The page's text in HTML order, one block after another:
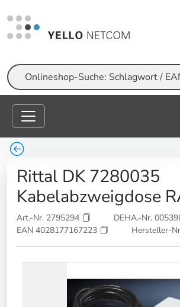
Suche
Rittal DK 7280035
Kabelabzweigdose
Art.-Nr. 2795294
DEHA.-Nr.
EAN 4028177167223
Hersteller-